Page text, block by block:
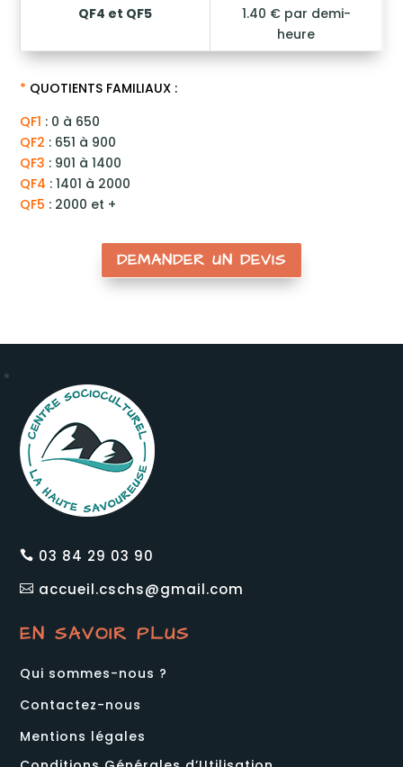
QF4 et QF5
1.40 € par demi-
heure
* QUOTIENTS FAMILIAUX :
QF1 : 0 à 650
QF2 : 651 à 900
QF3 : 901 à 1400
QF4 : 1401 à 2000
QF5 : 2000 et +
DEMANDER UN DEVIS
 03 84 29 03 90
 accueil.cschs@gmail.com
EN SAVOIR PLUS
Qui sommes-nous ?
Contactez-nous
Mentions légales